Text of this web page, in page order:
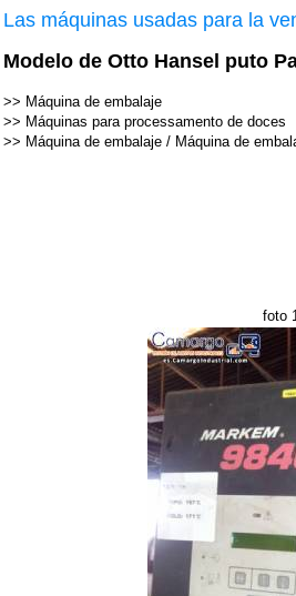
Las máquinas usadas para la
Modelo de Otto Hansel puto
>> Máquina de embalaje
>> Máquinas para processamento de doces
>> Máquina de embalaje / Máquina de
foto